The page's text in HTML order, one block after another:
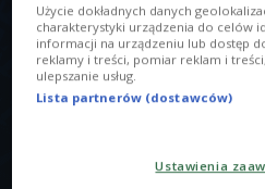
00:00
Święto Trzech króli to dzień
misyjne myślą o misjonarzach
realizować projekty misyjne. To
Użycie dokładnych danych
charakterystyki urządzenia do celów
informacji na urządzeniu lub dostęp
reklamy i treści, pomiar reklam i
ulepszanie usług.
Lista partnerów (dostawców)
Ustawienia